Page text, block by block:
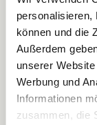
personalisieren,
können und die
Außerdem
unserer
Werbung und
Informationen
zusammen, die
rund, Ø 15
natur, 14
KNORR prandell